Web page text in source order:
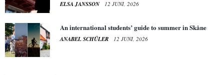
ELSA JANSSON 12 JUNI, 2026
An international students’ guide to summer in Skåne
ANABEL SCHÜLER 12 JUNI, 2026